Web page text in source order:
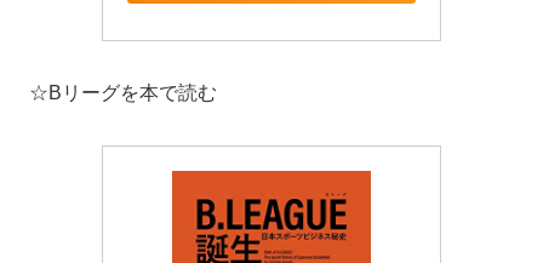
☆Bリーグを本で読む